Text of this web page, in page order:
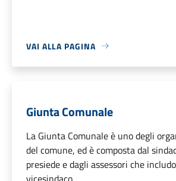
VAI ALLA PAGINA
Giunta Comunale
La Giunta Comunale è uno degli
del comune, ed è composta dal
presiede e dagli assessori che